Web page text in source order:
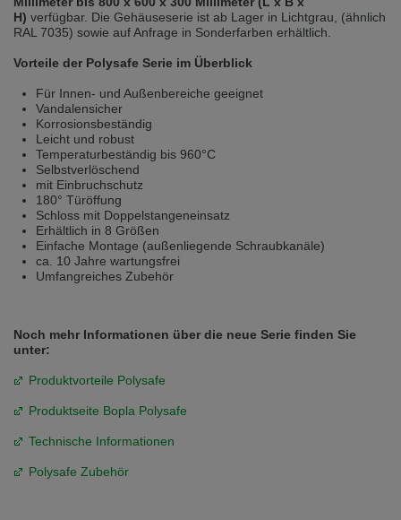
Zdá se, že Váš prohlížeč je v jiném jazyce, než jaký je momentálně používán.
Váš prohlížeč se zdá být v jiném jazyce, než je právě používaný jazyk. Tato
stránka je také k dispozici v němčině. Přejete si přejít na německou verzi?
Přepněte na německou verzi Zůstaňte v této verzi
Wir haben erkannt, dass ihr Browser eine andere Sprache als die derzeit
angezeigte bevorzugt. Diese Webseite ist auch auf Deutsch verfügbar.
Möchten Sie zur Deutschen Version wechseln?
Zur deutschen Version wechseln
verzi?
Přepněte na anglickou verzi
selected one. This website is also available in English. Would you like to
H) verfügbar. Die Gehäuseserie ist ab Lager in Lichtgrau, (ähnlich
RAL 7035) sowie auf Anfrage in Sonderfarben erhältlich.
Vorteile der Polysafe Serie im Überblick
Für Innen- und Außenbereiche geeignet
Vandalensicher
Korrosionsbeständig
Leicht und robust
Temperaturbeständig bis 960°C
Selbstverlöschend
mit Einbruchschutz
180° Türöffung
Schloss mit Doppelstangeneinsatz
Erhältlich in 8 Größen
Einfache Montage (außenliegende Schraubkanäle)
ca. 10 Jahre wartungsfrei
Umfangreiches Zubehör
Noch mehr Informationen über die neue Serie finden Sie
unter:
Produktvorteile Polysafe
Produktseite Bopla Polysafe
Technische Informationen
Polysafe Zubehör